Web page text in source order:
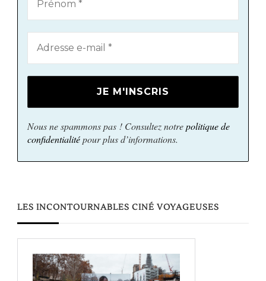
Nous ne spammons pas ! Consultez notrepolitique de
confidentialitépour plus d’informations.
LES INCONTOURNABLES CINÉ VOYAGEUSES